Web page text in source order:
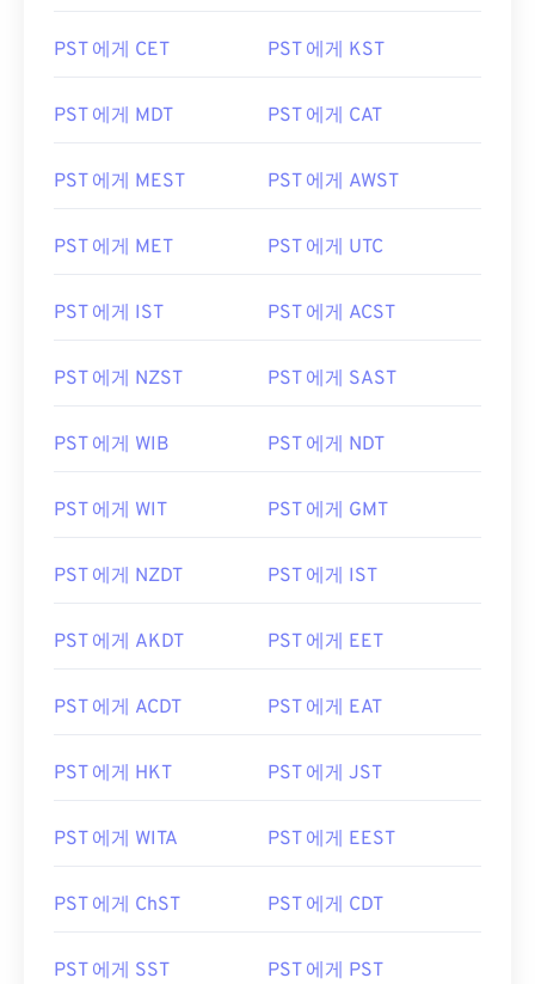
PST 에게 CET PST 에게 KST
PST 에게 MDT PST 에게 CAT
PST 에게 MEST PST 에게 AWST
PST 에게 MET PST 에게 UTC
PST 에게 IST PST 에게 ACST
PST 에게 NZST PST 에게 SAST
PST 에게 WIB PST 에게 NDT
PST 에게 WIT PST 에게 GMT
PST 에게 NZDT PST 에게 IST
PST 에게 AKDT PST 에게 EET
PST 에게 ACDT PST 에게 EAT
PST 에게 HKT PST 에게 JST
PST 에게 WITA PST 에게 EEST
PST 에게 ChST PST 에게 CDT
PST 에게 SST PST 에게 PST